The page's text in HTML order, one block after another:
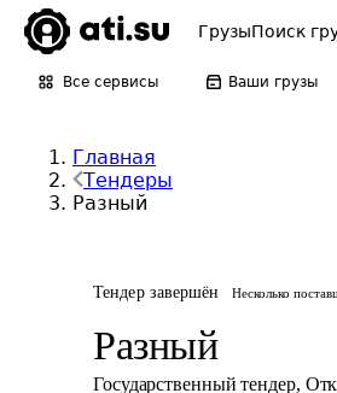
ГрузыПоиск
Все сервисы Ваши грузы
Главная
Тендеры
Разный
Тендер завершён Несколько
Разный
Государственный тендер,